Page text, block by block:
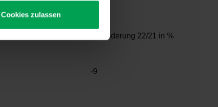
Cookies zulassen
Veränderung 22/21 in %
-9